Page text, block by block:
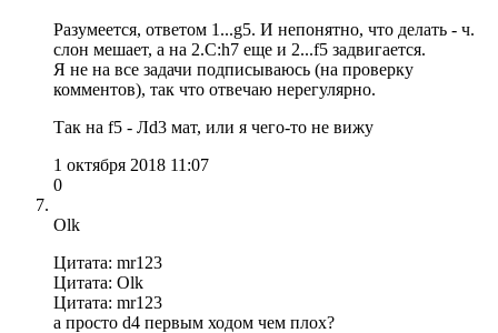
Разумеется, ответом 1...g5. И непонятно, что делать - ч.
слон мешает, а на 2.С:h7 еще и 2...f5 задвигается.
Я не на все задачи подписываюсь (на проверку
комментов), так что отвечаю нерегулярно.
Так на f5 - Лd3 мат, или я чего-то не вижу
1 октября 2018 11:07
0
Olk
Цитата: mr123
Цитата: Olk
Цитата: mr123
а просто d4 первым ходом чем плох?